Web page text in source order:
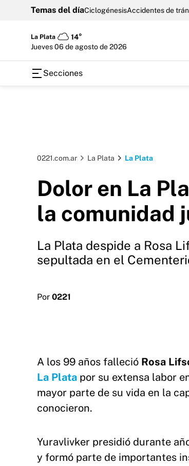
Temas del díaCiclogénesisAccidentes de
La Plata
14°
jueves 06 de agosto de 2026
Secciones
0221.com.ar La Plata La Plata
Dolor en La
la comunidad
La Plata despide a Rosa
sepultada en el
Por 0221
A los 99 años falleció Rosa
La Plata por su extensa labor
mayor parte de su vida en la
conocieron.
Yuravlivker presidió durante
y formó parte de importantes